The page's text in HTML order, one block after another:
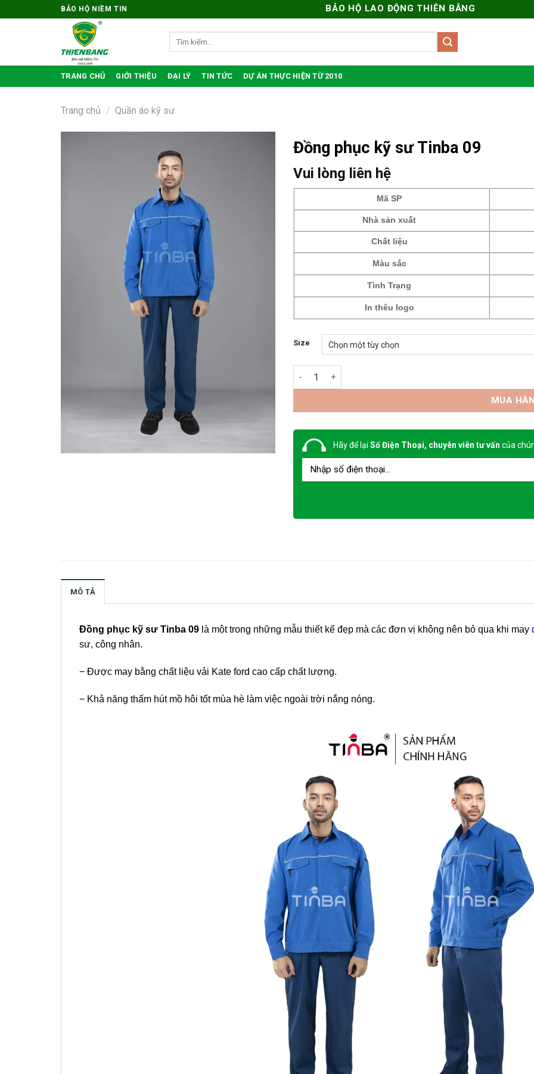
qua
BẢO HỘ NIỀM TIN BẢO HỘ LAO ĐỘNG THIÊN BẰNG
TRANG CHỦ GIỚI THIỆU ĐẠI LÝ TIN TỨC DỰ ÁN THỰC HIỆN TỪ 2010
Trang chủ / Quần áo kỹ sư
Đồng phục kỹ sư Tinba 09
Vui lòng liên hệ
Mã SP
Nhà sản xuất
Chất liệu
Màu sắc
Tình Trạng
In thêu logo
Size
Đồng phục kỹ sư Tinba 09 số lượng
MUA
Hãy để lại Số Điện Thoại, chuyên viên tư vấn của
MÔ TẢ
Đồng phục kỹ sư Tinba 09 là một trong những mẫu thiết kế đẹp mà các đơn vị không nên bỏ qua khi may
sư, công nhân.
− Được may bằng chất liệu vải Kate ford cao cấp chất lượng.
− Khả năng thấm hút mồ hôi tốt mùa hè làm việc ngoài trời nắng nóng.